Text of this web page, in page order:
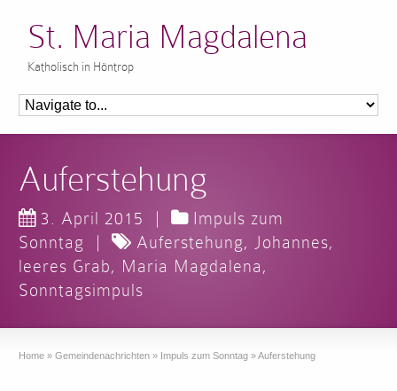
St. Maria Magdalena
Katholisch in Höntrop
Auferstehung
3. April 2015 |
Impuls zum
Sonntag
| Auferstehung, Johannes,
leeres Grab, Maria Magdalena,
Sonntagsimpuls
Home » Gemeindenachrichten » Impuls zum Sonntag »Auferstehung